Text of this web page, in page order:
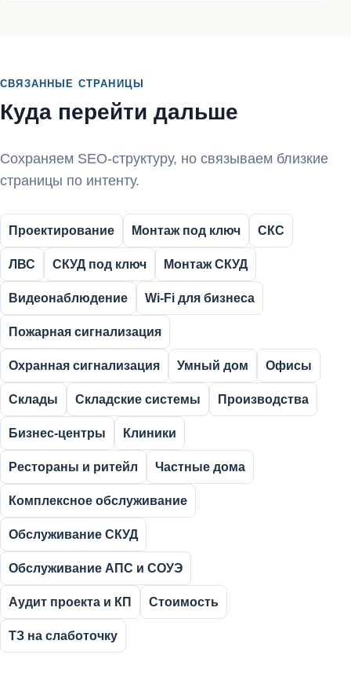
СВЯЗАННЫЕ СТРАНИЦЫ
Куда перейти дальше
Сохраняем SEO-структуру, но связываем близкие
страницы по интенту.
Проектирование Монтаж под ключ СКС
ЛВС СКУД под ключ Монтаж СКУД
Видеонаблюдение Wi-Fi для бизнеса
Пожарная сигнализация
Охранная сигнализация Умный дом Офисы
Склады Складские системы Производства
Бизнес-центры Клиники
Рестораны и ритейл Частные дома
Комплексное обслуживание
Обслуживание СКУД
Обслуживание АПС и СОУЭ
Аудит проекта и КП Стоимость
ТЗ на слаботочку